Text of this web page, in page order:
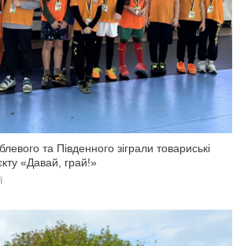
та Південного зіграли товариські
«Давай, грай!»